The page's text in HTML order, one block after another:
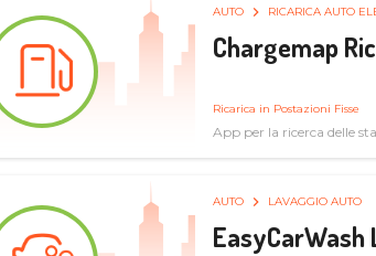
AUTO RICARICA AUTO
Chargemap
Ricarica in Postazioni Fisse
App per la ricerca delle
AUTO LAVAGGIO AUTO